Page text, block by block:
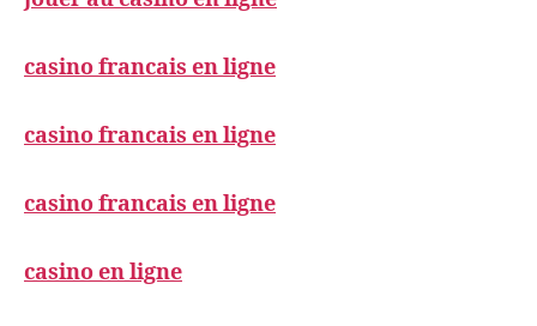
casino francais en ligne
casino francais en ligne
casino francais en ligne
casino en ligne